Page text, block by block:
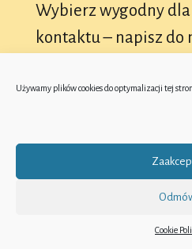
Używamy plików cookies do optymalizacji tej
Cookie
Wybierz wygodny
kontaktu – napisz do
Będę też czekać na
pewno oddzwonię!